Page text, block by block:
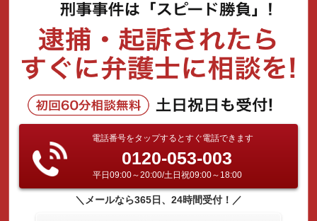
電話番号をタップするとすぐ電話できます
0120-053-003
平日09:00～20:00/土日祝09:00～18:00
＼メールなら365日、24時間受付！／